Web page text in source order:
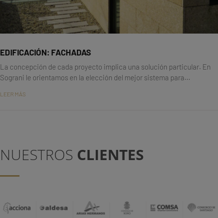
EDIFICACIÓN: FACHADAS
La concepción de cada proyecto implica una solución particular. En
Sograni le orientamos en la elección del mejor sistema para...
LEER MÁS
NUESTROS CLIENTES